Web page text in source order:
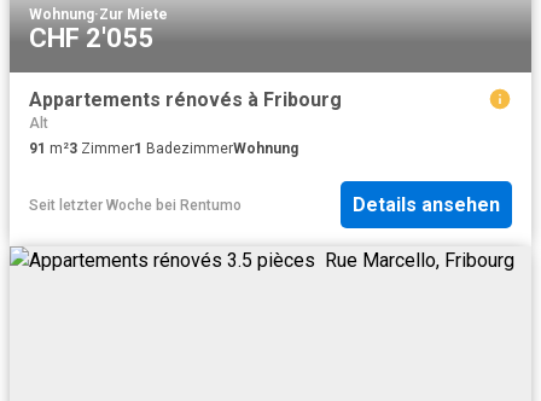
Wohnung·Zur Miete
CHF 2'055
Appartements rénovés à Fribourg
Alt
91 m²3 Zimmer1 BadezimmerWohnung
Seit letzter Woche bei Rentumo Details ansehen